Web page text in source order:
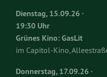
Dienstag, 15.09.26 ·
19:30 Uhr
Grünes Kino: GasLit
im Capitol-Kino,
Donnerstag, 17.09.26 ·